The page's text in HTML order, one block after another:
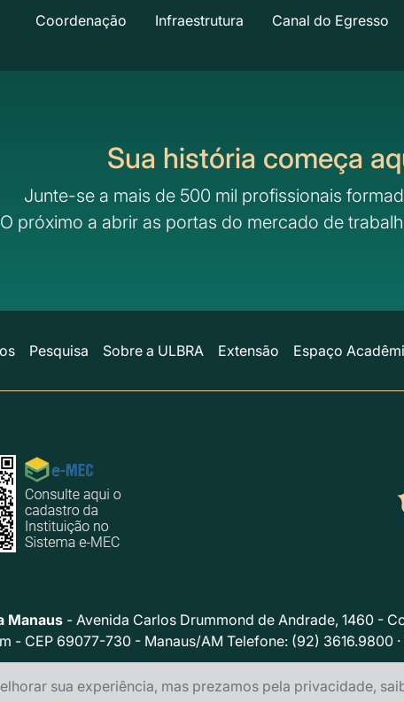
Coordenação Infraestrutura Canal do Egresso
Sua história começa
Junte-se a mais de 500 mil profissionais
O próximo a abrir as portas do mercado de
Pesquisa Sobre a ULBRA Extensão Espaço
Manaus- Avenida Carlos Drummond de Andrade, 1460 -
- CEP 69077-730 - Manaus/AM Telefone: (92) 3616.9800
sua experiência, mas prezamos pela privacidade,